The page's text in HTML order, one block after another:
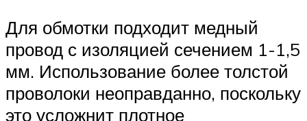
Для обмотки подходит медный
провод с изоляцией сечением 1-1,5
мм. Использование более толстой
проволоки неоправданно, поскольку
это усложнит плотное